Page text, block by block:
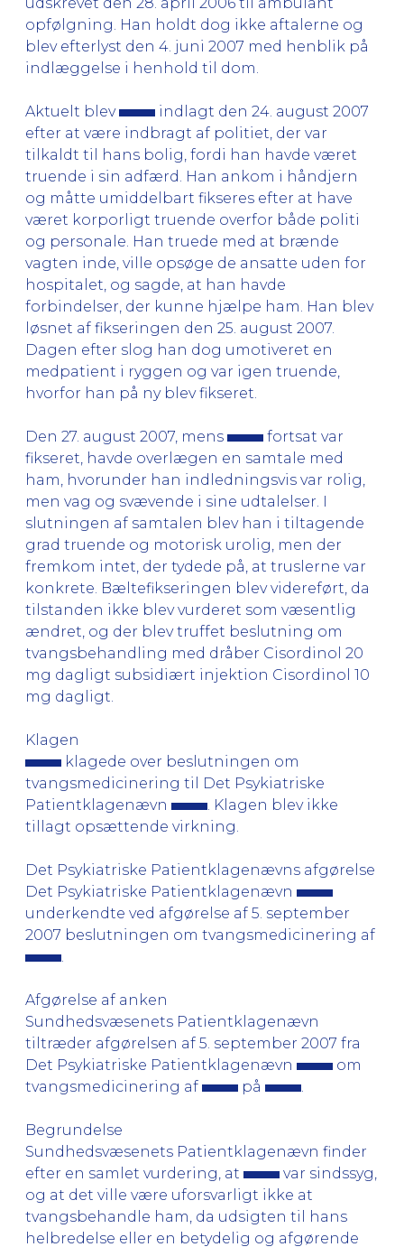
opfølgning. Han holdt dog ikke aftalerne og
blev efterlyst den 4. juni 2007 med henblik på
indlæggelse i henhold til dom.
Aktuelt blev
indlagt den 24. august 2007
efter at være indbragt af politiet, der var
tilkaldt til hans bolig, fordi han havde været
truende i sin adfærd. Han ankom i håndjern
og måtte umiddelbart fikseres efter at have
været korporligt truende overfor både politi
og personale. Han truede med at brænde
vagten inde, ville opsøge de ansatte uden for
hospitalet, og sagde, at han havde
forbindelser, der kunne hjælpe ham. Han blev
løsnet af fikseringen den 25. august 2007.
Dagen efter slog han dog umotiveret en
medpatient i ryggen og var igen truende,
hvorfor han på ny blev fikseret.
Den 27. august 2007, mens
fortsat var
fikseret, havde overlægen en samtale med
ham, hvorunder han indledningsvis var rolig,
men vag og svævende i sine udtalelser. I
slutningen af samtalen blev han i tiltagende
grad truende og motorisk urolig, men der
fremkom intet, der tydede på, at truslerne var
konkrete. Bæltefikseringen blev videreført, da
tilstanden ikke blev vurderet som væsentlig
ændret, og der blev truffet beslutning om
tvangsbehandling med dråber Cisordinol 20
mg dagligt subsidiært injektion Cisordinol 10
mg dagligt.
Klagen
klagede over beslutningen om
tvangsmedicinering til Det Psykiatriske
Patientklagenævn
. Klagen blev ikke
tillagt opsættende virkning.
Det Psykiatriske Patientklagenævns afgørelse
Det Psykiatriske Patientklagenævn
underkendte ved afgørelse af 5. september
2007 beslutningen om tvangsmedicinering af
Afgørelse af anken
Sundhedsvæsenets Patientklagenævn
tiltræder afgørelsen af 5. september 2007 fra
Det Psykiatriske Patientklagenævn
om
tvangsmedicinering af
på
Begrundelse
Sundhedsvæsenets Patientklagenævn finder
efter en samlet vurdering, at
var sindssyg,
og at det ville være uforsvarligt ikke at
tvangsbehandle ham, da udsigten til hans
helbredelse eller en betydelig og afgørende